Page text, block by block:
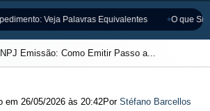
Veja Palavras Equivalentes O que
Emissão: Como Emitir Passo a...
em 26/05/2026 às 20:42Por Stéfano Barcellos